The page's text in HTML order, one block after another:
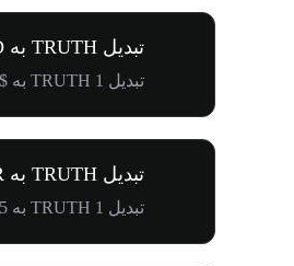
تبدیل TRUTH به USD
تبدیل 1 TRUTH به $0.0135
تبدیل TRUTH به IDR
تبدیل 1 TRUTH به Rp240.25